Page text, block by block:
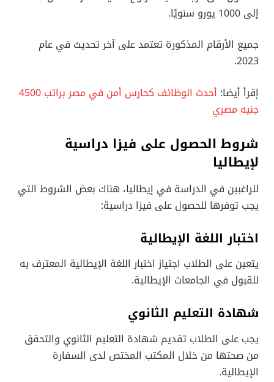
إلى 1000 يورو سنويًا.
جميع الأرقام المذكورة تعتمد على آخر تحديث في عام
2023.
إقرأ أيضا:
أحدث الوظائف كحارس أمن في مصر براتب 4500
جنيه مصري
شروط الحصول على فيزا دراسية
لإيطاليا
للراغبين في الدراسة في إيطاليا، هناك بعض الشروط التي
يجب توفرها للحصول على فيزا دراسية:
اختبار اللغة الإيطالية
يتعين على الطلاب اجتياز اختبار اللغة الإيطالية المعترف به
للقبول في الجامعات الإيطالية.
شهادة التعليم الثانوي
يجب على الطلاب تقديم شهادة التعليم الثانوي والتحقق
من صحتها من خلال المكتب المختص لدى السفارة
الإيطالية.